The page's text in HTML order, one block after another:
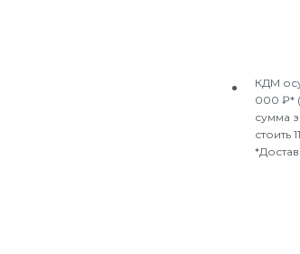
КДМ
000 ₽*
сумма
стоить